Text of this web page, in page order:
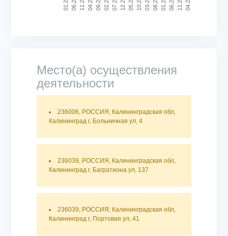
Место(а) осуществления
деятельности
236006, РОССИЯ, Калининградская обл,
Калининград г, Больничная ул, 4
236039, РОССИЯ, Калининградская обл,
Калининград г, Багратиона ул, 137
236039, РОССИЯ, Калининградская обл,
Калининград г, Портовая ул, 41